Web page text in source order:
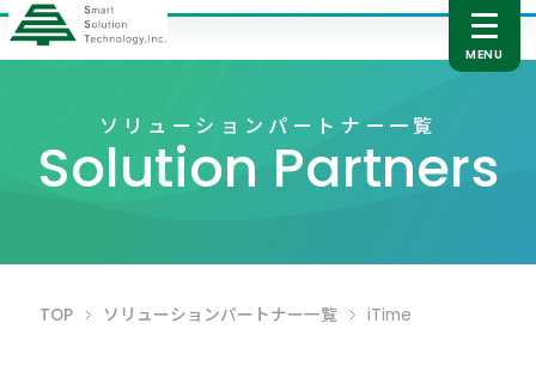
ソリューションパートナー一覧
Solution Partners
TOP ソリューションパートナー一覧 iTime